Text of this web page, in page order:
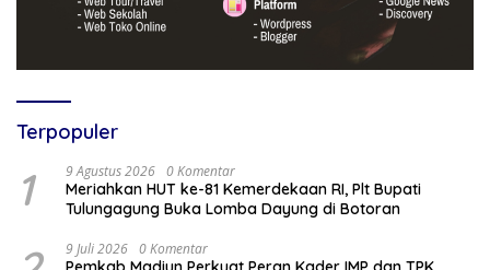
Terpopuler
1 9 Agustus 2026 0 Komentar
Meriahkan HUT ke-81 Kemerdekaan RI, Plt Bupati
Tulungagung Buka Lomba Dayung di Botoran
9 Juli 2026 0 Komentar